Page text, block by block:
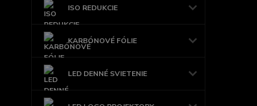
ISO REDUKCIE
KARBÓNOVÉ FÓLIE
LED DENNÉ SVIETENIE